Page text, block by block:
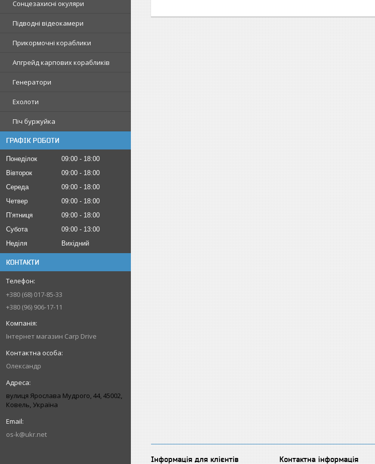
Сонцезахисні окуляри
Підводні відеокамери
Прикормочні кораблики
Апгрейд карпових корабликів
Генератори
Ехолоти
Піч буржуйка
ГРАФІК РОБОТИ
Понеділок 09:00
18:00
Вівторок
09:00
18:00
Середа
09:00
18:00
Четвер
09:00
18:00
Пʼятниця
09:00
18:00
Субота
09:00
13:00
Неділя
Вихідний
КОНТАКТИ
+380 (68) 017-85-33
+380 (96) 906-17-11
Інтернет магазин Carp Drive
Олександр
вулиця Ярослава Мудрого, 44, 45002,
Ковель, Україна
os-k@ukr.net
Інформація для клієнтів Контактна інформація